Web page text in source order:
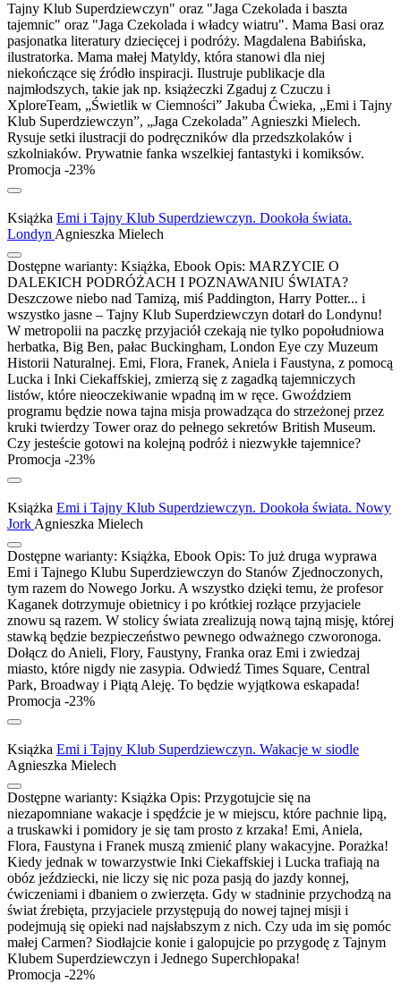
Tajny Klub Superdziewczyn" oraz "Jaga Czekolada i baszta
tajemnic" oraz "Jaga Czekolada i władcy wiatru". Mama Basi oraz
pasjonatka literatury dziecięcej i podróży. Magdalena Babińska,
ilustratorka. Mama małej Matyldy, która stanowi dla niej
niekończące się źródło inspiracji. Ilustruje publikacje dla
najmłodszych, takie jak np. książeczki Zgaduj z Czuczu i
XploreTeam, „Świetlik w Ciemności” Jakuba Ćwieka, „Emi i Tajny
Klub Superdziewczyn”, „Jaga Czekolada” Agnieszki Mielech.
Rysuje setki ilustracji do podręczników dla przedszkolaków i
szkolniaków. Prywatnie fanka wszelkiej fantastyki i komiksów.
Promocja -23%
Książka Emi i Tajny Klub Superdziewczyn. Dookoła świata.
Londyn Agnieszka Mielech
Dostępne warianty: Książka, Ebook Opis: MARZYCIE O
DALEKICH PODRÓŻACH I POZNAWANIU ŚWIATA?
Deszczowe niebo nad Tamizą, miś Paddington, Harry Potter... i
wszystko jasne – Tajny Klub Superdziewczyn dotarł do Londynu!
W metropolii na paczkę przyjaciół czekają nie tylko popołudniowa
herbatka, Big Ben, pałac Buckingham, London Eye czy Muzeum
Historii Naturalnej. Emi, Flora, Franek, Aniela i Faustyna, z pomocą
Lucka i Inki Ciekaffskiej, zmierzą się z zagadką tajemniczych
listów, które nieoczekiwanie wpadną im w ręce. Gwoździem
programu będzie nowa tajna misja prowadząca do strzeżonej przez
kruki twierdzy Tower oraz do pełnego sekretów British Museum.
Czy jesteście gotowi na kolejną podróż i niezwykłe tajemnice?
Promocja -23%
Książka Emi i Tajny Klub Superdziewczyn. Dookoła świata. Nowy
Jork Agnieszka Mielech
Dostępne warianty: Książka, Ebook Opis: To już druga wyprawa
Emi i Tajnego Klubu Superdziewczyn do Stanów Zjednoczonych,
tym razem do Nowego Jorku. A wszystko dzięki temu, że profesor
Kaganek dotrzymuje obietnicy i po krótkiej rozłące przyjaciele
znowu są razem. W stolicy świata zrealizują nową tajną misję, której
stawką będzie bezpieczeństwo pewnego odważnego czworonoga.
Dołącz do Anieli, Flory, Faustyny, Franka oraz Emi i zwiedzaj
miasto, które nigdy nie zasypia. Odwiedź Times Square, Central
Park, Broadway i Piątą Aleję. To będzie wyjątkowa eskapada!
Promocja -23%
Książka Emi i Tajny Klub Superdziewczyn. Wakacje w siodle
Agnieszka Mielech
Dostępne warianty: Książka Opis: Przygotujcie się na
niezapomniane wakacje i spędźcie je w miejscu, które pachnie lipą,
a truskawki i pomidory je się tam prosto z krzaka! Emi, Aniela,
Flora, Faustyna i Franek muszą zmienić plany wakacyjne. Porażka!
Kiedy jednak w towarzystwie Inki Ciekaffskiej i Lucka trafiają na
obóz jeździecki, nie liczy się nic poza pasją do jazdy konnej,
ćwiczeniami i dbaniem o zwierzęta. Gdy w stadninie przychodzą na
świat źrebięta, przyjaciele przystępują do nowej tajnej misji i
podejmują się opieki nad najsłabszym z nich. Czy uda im się pomóc
małej Carmen? Siodłajcie konie i galopujcie po przygodę z Tajnym
Klubem Superdziewczyn i Jednego Superchłopaka!
Promocja -22%